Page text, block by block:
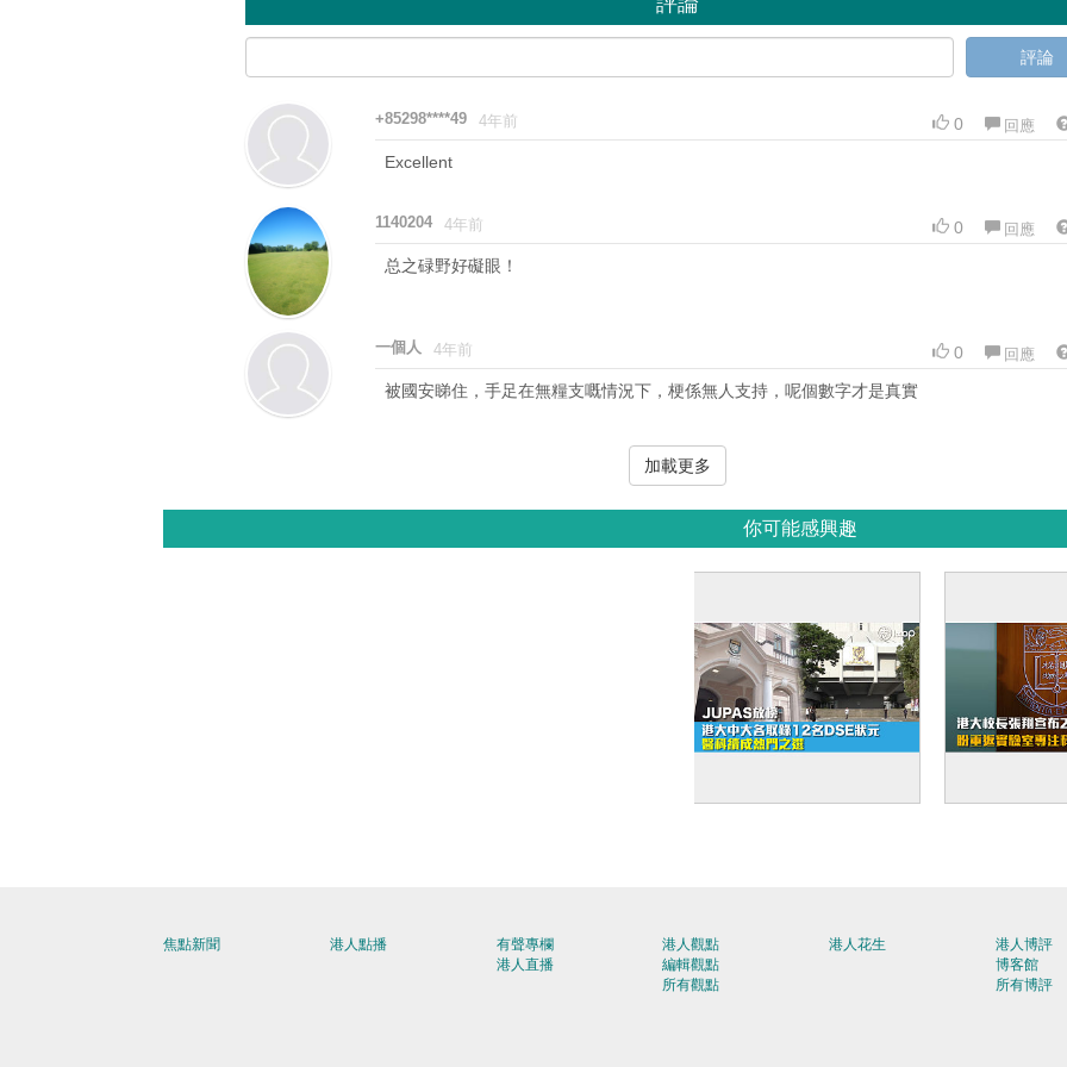
評論
+85298****49 4年前 0 回應
Excellent
1140204 4年前 0 回應
总之碌野好礙眼！
一個人 4年前 0 回應
被國安睇住，手足在無糧支嘅情況下，梗係無人支持，呢個數字才是真實
加載更多
你可能感興趣
焦點新聞 港人點播
有聲專欄
港人直播
港人觀點
編輯觀點
所有觀點
港人花生
港人博評
博客館
所有博評